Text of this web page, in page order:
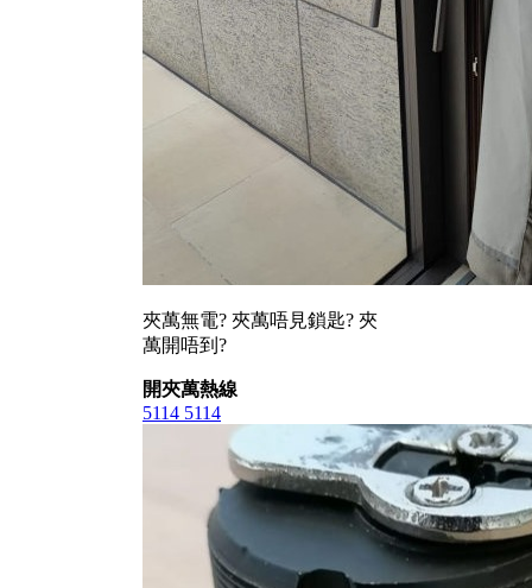
夾萬無電? 夾萬唔見鎖匙? 夾
萬開唔到?
開夾萬熱線
5114 5114